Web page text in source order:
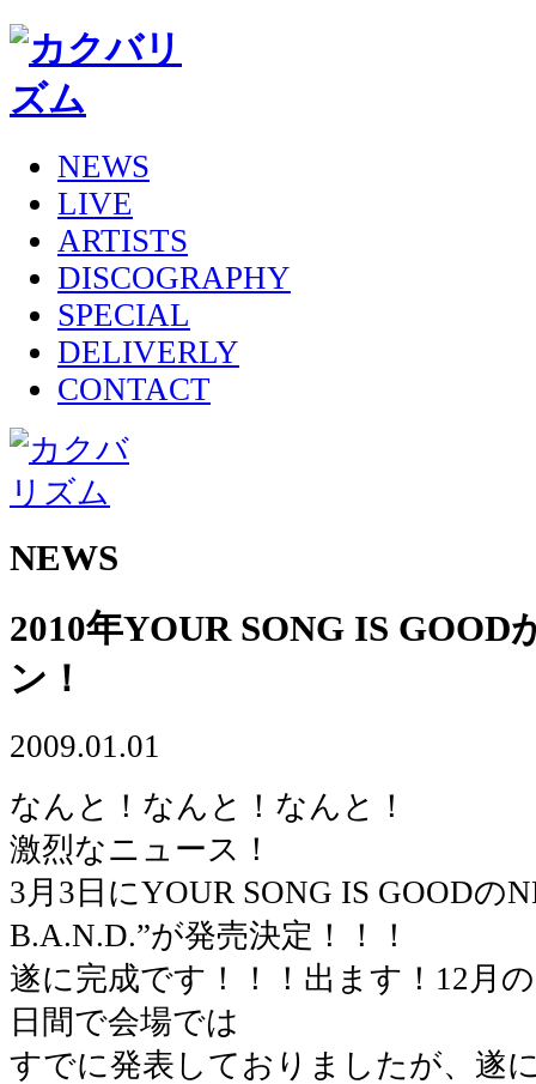
NEWS
LIVE
ARTISTS
DISCOGRAPHY
SPECIAL
DELIVERLY
CONTACT
NEWS
2010年YOUR SONG IS GOOD
ン！
2009.01.01
なんと！なんと！なんと！
激烈なニュース！
3月3日にYOUR SONG IS GOODの
B.A.N.D.”が発売決定！！！
遂に完成です！！！出ます！12月
日間で会場では
すでに発表しておりましたが、遂